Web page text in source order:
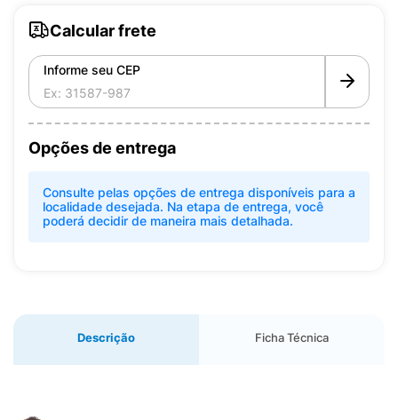
Calcular frete
Informe seu CEP
Opções de entrega
Consulte pelas opções de entrega disponíveis para a
localidade desejada. Na etapa de entrega, você
poderá decidir de maneira mais detalhada.
Descrição Ficha Técnica